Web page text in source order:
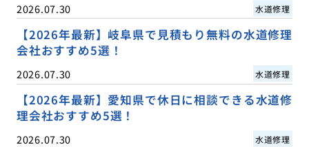
2026.07.30 水道修理
【2026年最新】岐阜県で見積もり無料の水道修理
会社おすすめ5選！
2026.07.30 水道修理
【2026年最新】愛知県で休日に相談できる水道修
理会社おすすめ5選！
2026.07.30 水道修理